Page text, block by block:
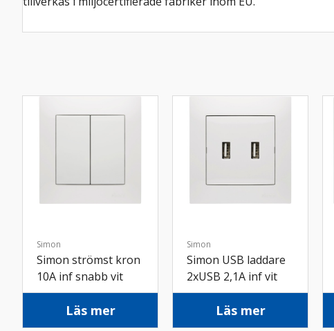
Simon
Simon strömst kron
10A inf snabb vit
Läs mer
Simon
Simon USB laddare
2xUSB 2,1A inf vit
Läs mer